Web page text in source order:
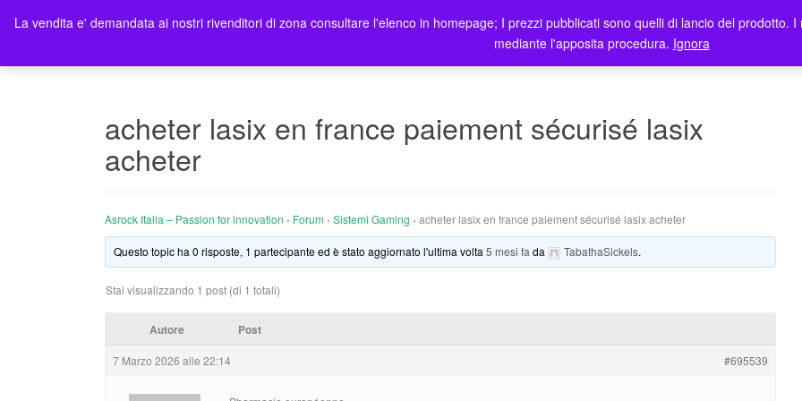
Home Prodotti Blog Registrazione Utenti Elenco
acheter lasix en france paiement sécurisé lasix
acheter
Asrock Italia – Passion for innovation › Forum › Sistemi Gaming › acheter lasix en france paiement sécurisé lasix acheter
Questo topic ha 0 risposte, 1 partecipante ed è stato aggiornato l'ultima volta5 mesi fa da TabathaSickels.
Stai visualizzando 1 post (di 1 totali)
Autore Post
7 Marzo 2026 alle 22:14 #695539
La vendita e' demandata ai nostri rivenditori di zona consultare l'elenco in homepage; I prezzi pubblicati sono quelli di lancio del prodotto.
mediante l'apposita procedura. Ignora